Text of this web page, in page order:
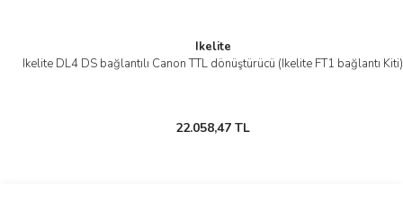
Ikelite
Ikelite DL4 DS bağlantılı Canon TTL dönüştürücü (Ikelite FT1 bağlantı Kiti)
22.058,47 TL